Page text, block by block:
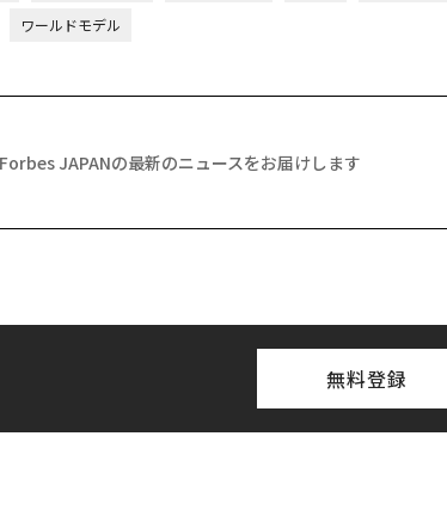
ワールドモデル
Forbes JAPANの最新のニュースをお届けします
無料登録